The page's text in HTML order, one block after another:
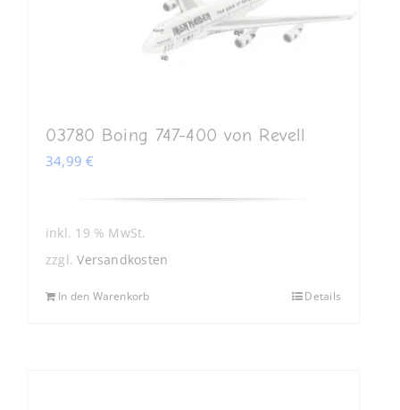
03780 Boing 747-400 von Revell
34,99€
inkl. 19 % MwSt.
zzgl.Versandkosten
In den Warenkorb Details